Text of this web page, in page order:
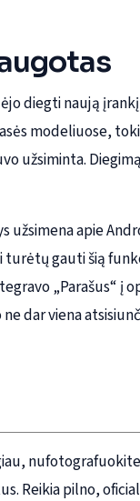
diegti naują
modeliuose,
užsiminta.
užsimena apie
turėtų gauti šią
„Parašus“ į
dar viena
Reikia pilno,